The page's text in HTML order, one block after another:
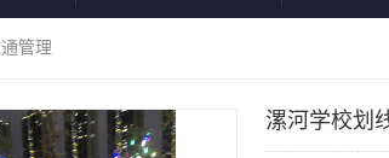
管理
漯河学校划